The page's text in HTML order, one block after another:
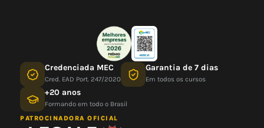
Credenciada MEC
Cred. EAD Port. 247/2020
Garantia de 7 dias
Em todos os cursos
+20 anos
Formando em todo o Brasil
PATROCINADORA OFICIAL